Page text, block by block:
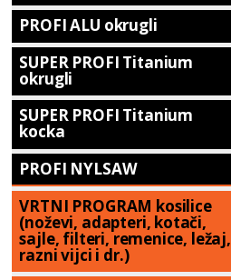
PROFI ALU okrugli
SUPER PROFI Titanium
okrugli
SUPER PROFI Titanium
kocka
PROFI NYLSAW
VRTNI PROGRAM kosilice
(noževi, adapteri, kotači,
sajle, filteri, remenice, ležaj,
razni vijci i dr.)